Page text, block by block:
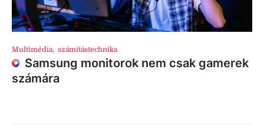
Multimédia, számítástechnika
Samsung monitorok nem csak gamerek
számára